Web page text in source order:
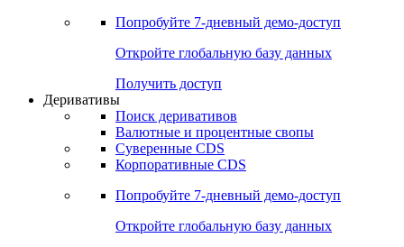
Попробуйте 7-дневный демо-доступ
Откройте глобальную базу данных
Получить доступ
Деривативы
Поиск деривативов
Валютные и процентные свопы
Суверенные CDS
Корпоративные CDS
Попробуйте 7-дневный демо-доступ
Откройте глобальную базу данных